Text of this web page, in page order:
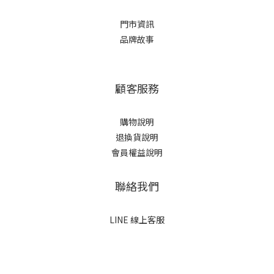
門市資訊
品牌故事
顧客服務
購物說明
退換貨說明
會員權益說明
聯絡我們
LINE 線上客服